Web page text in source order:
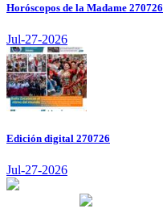
Horóscopos de la Madame 270726
Jul-27-2026
Edición digital 270726
Jul-27-2026